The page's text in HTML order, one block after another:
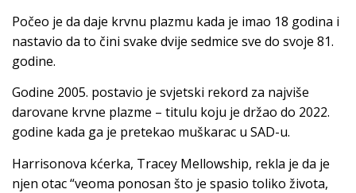
Počeo je da daje krvnu plazmu kada je imao 18 godina i
nastavio da to čini svake dvije sedmice sve do svoje 81.
godine.
Godine 2005. postavio je svjetski rekord za najviše
darovane krvne plazme – titulu koju je držao do 2022.
godine kada ga je pretekao muškarac u SAD-u.
Harrisonova kćerka, Tracey Mellowship, rekla je da je
njen otac “veoma ponosan što je spasio toliko života,